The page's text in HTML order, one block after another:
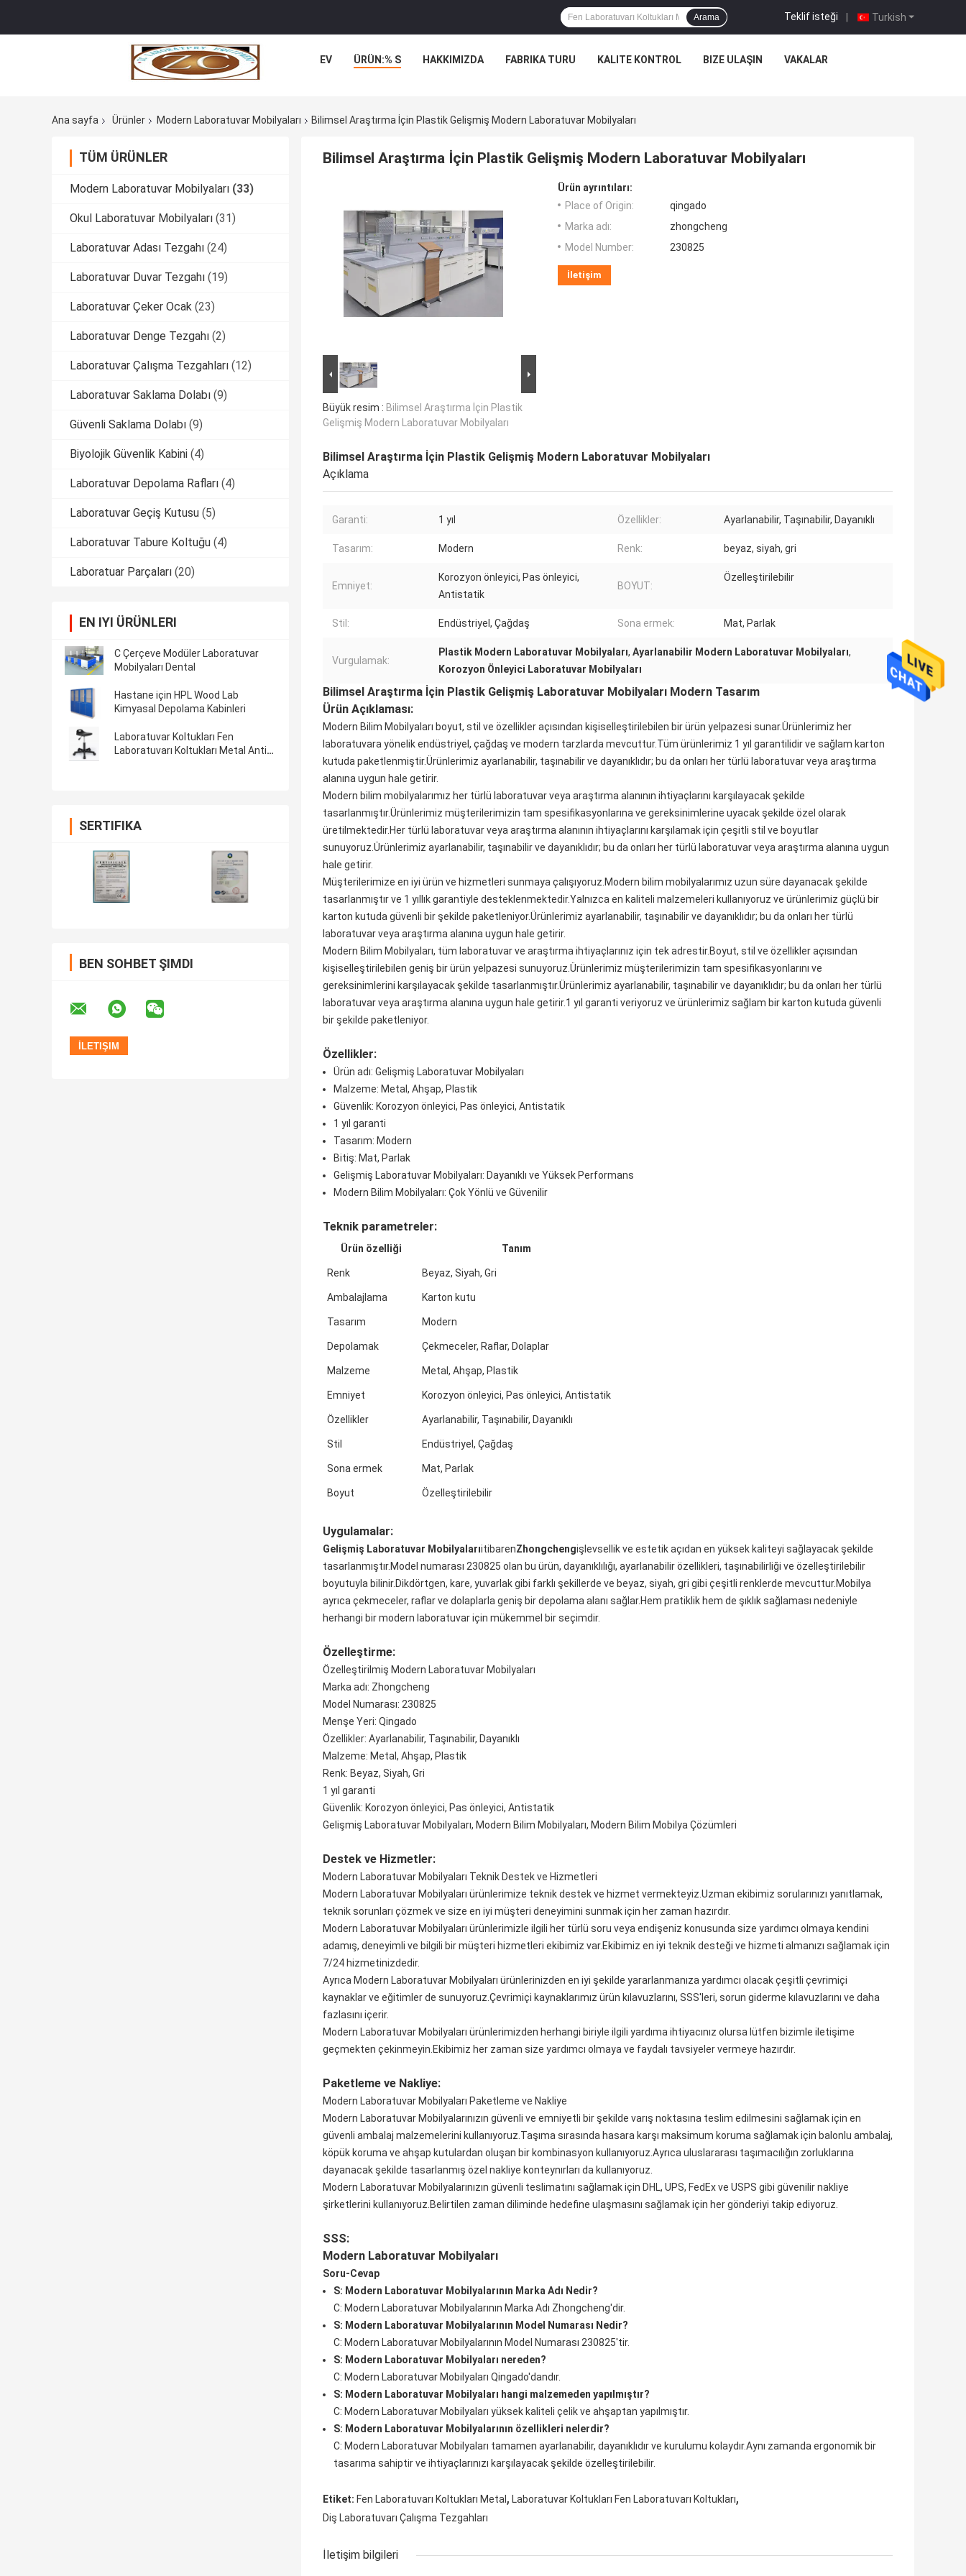
Turkish
Teklif isteği |
Arama
EV ÜRÜN:% S HAKKIMIZDA FABRIKA TURU KALITE KONTROL BIZE ULAŞIN VAKALAR
Ana sayfa Ürünler Modern Laboratuvar Mobilyaları Bilimsel Araştırma İçin Plastik Gelişmiş Modern Laboratuvar Mobilyaları
TÜM ÜRÜNLER
Modern Laboratuvar Mobilyaları (33)
Okul Laboratuvar Mobilyaları (31)
Laboratuvar Adası Tezgahı (24)
Laboratuvar Duvar Tezgahı (19)
Laboratuvar Çeker Ocak (23)
Laboratuvar Denge Tezgahı (2)
Laboratuvar Çalışma Tezgahları (12)
Laboratuvar Saklama Dolabı (9)
Güvenli Saklama Dolabı (9)
Biyolojik Güvenlik Kabini (4)
Laboratuvar Depolama Rafları (4)
Laboratuvar Geçiş Kutusu (5)
Laboratuvar Tabure Koltuğu (4)
Laboratuar Parçaları (20)
EN IYI ÜRÜNLERI
C Çerçeve Modüler Laboratuvar
Mobilyaları Dental
Hastane için HPL Wood Lab
Kimyasal Depolama Kabinleri
Laboratuvar Koltukları Fen
Laboratuvarı Koltukları Metal Anti
SERTIFIKA
BEN SOHBET ŞIMDI
Bilimsel Araştırma İçin Plastik Gelişmiş Modern Laboratuvar Mobilyaları
Büyük resim : Bilimsel Araştırma İçin Plastik
Gelişmiş Modern Laboratuvar Mobilyaları
Ürün ayrıntıları:
Place of Origin:
qingado
Marka adı:
zhongcheng
Model Number:
230825
İletişim
Bilimsel Araştırma İçin Plastik Gelişmiş Modern Laboratuvar Mobilyaları
Açıklama
Garanti: 1 yıl Özellikler: Ayarlanabilir, Taşınabilir, Dayanıklı
Tasarım: Modern Renk: beyaz, siyah, gri
Emniyet:
Korozyon önleyici, Pas önleyici,
Antistatik
BOYUT:
Özelleştirilebilir
Stil: Endüstriyel, Çağdaş Sona ermek: Mat, Parlak
Vurgulamak:
Plastik Modern Laboratuvar Mobilyaları, Ayarlanabilir Modern Laboratuvar Mobilyaları,
Korozyon Önleyici Laboratuvar Mobilyaları
Bilimsel Araştırma İçin Plastik Gelişmiş Laboratuvar Mobilyaları Modern Tasarım
Ürün Açıklaması:
Modern Bilim Mobilyaları boyut, stil ve özellikler açısından kişiselleştirilebilen bir ürün yelpazesi sunar.Ürünlerimiz her
laboratuvara yönelik endüstriyel, çağdaş ve modern tarzlarda mevcuttur.Tüm ürünlerimiz 1 yıl garantilidir ve sağlam karton
kutuda paketlenmiştir.Ürünlerimiz ayarlanabilir, taşınabilir ve dayanıklıdır; bu da onları her türlü laboratuvar veya araştırma
alanına uygun hale getirir.
Modern bilim mobilyalarımız her türlü laboratuvar veya araştırma alanının ihtiyaçlarını karşılayacak şekilde
tasarlanmıştır.Ürünlerimiz müşterilerimizin tam spesifikasyonlarına ve gereksinimlerine uyacak şekilde özel olarak
üretilmektedir.Her türlü laboratuvar veya araştırma alanının ihtiyaçlarını karşılamak için çeşitli stil ve boyutlar
sunuyoruz.Ürünlerimiz ayarlanabilir, taşınabilir ve dayanıklıdır; bu da onları her türlü laboratuvar veya araştırma alanına uygun
hale getirir.
Müşterilerimize en iyi ürün ve hizmetleri sunmaya çalışıyoruz.Modern bilim mobilyalarımız uzun süre dayanacak şekilde
tasarlanmıştır ve 1 yıllık garantiyle desteklenmektedir.Yalnızca en kaliteli malzemeleri kullanıyoruz ve ürünlerimiz güçlü bir
karton kutuda güvenli bir şekilde paketleniyor.Ürünlerimiz ayarlanabilir, taşınabilir ve dayanıklıdır; bu da onları her türlü
laboratuvar veya araştırma alanına uygun hale getirir.
Modern Bilim Mobilyaları, tüm laboratuvar ve araştırma ihtiyaçlarınız için tek adrestir.Boyut, stil ve özellikler açısından
kişiselleştirilebilen geniş bir ürün yelpazesi sunuyoruz.Ürünlerimiz müşterilerimizin tam spesifikasyonlarını ve
gereksinimlerini karşılayacak şekilde tasarlanmıştır.Ürünlerimiz ayarlanabilir, taşınabilir ve dayanıklıdır; bu da onları her türlü
laboratuvar veya araştırma alanına uygun hale getirir.1 yıl garanti veriyoruz ve ürünlerimiz sağlam bir karton kutuda güvenli
bir şekilde paketleniyor.
Özellikler:
Ürün adı: Gelişmiş Laboratuvar Mobilyaları
Malzeme: Metal, Ahşap, Plastik
Güvenlik: Korozyon önleyici, Pas önleyici, Antistatik
1 yıl garanti
Tasarım: Modern
Bitiş: Mat, Parlak
Gelişmiş Laboratuvar Mobilyaları: Dayanıklı ve Yüksek Performans
Modern Bilim Mobilyaları: Çok Yönlü ve Güvenilir
Teknik parametreler:
Ürün özelliği Tanım
Renk Beyaz, Siyah, Gri
Ambalajlama Karton kutu
Tasarım Modern
Depolamak Çekmeceler, Raflar, Dolaplar
Malzeme Metal, Ahşap, Plastik
Emniyet Korozyon önleyici, Pas önleyici, Antistatik
Özellikler Ayarlanabilir, Taşınabilir, Dayanıklı
Stil Endüstriyel, Çağdaş
Sona ermek Mat, Parlak
Boyut Özelleştirilebilir
Uygulamalar:
Gelişmiş Laboratuvar MobilyalarıitibarenZhongchengişlevsellik ve estetik açıdan en yüksek kaliteyi sağlayacak şekilde
tasarlanmıştır.Model numarası 230825 olan bu ürün, dayanıklılığı, ayarlanabilir özellikleri, taşınabilirliği ve özelleştirilebilir
boyutuyla bilinir.Dikdörtgen, kare, yuvarlak gibi farklı şekillerde ve beyaz, siyah, gri gibi çeşitli renklerde mevcuttur.Mobilya
ayrıca çekmeceler, raflar ve dolaplarla geniş bir depolama alanı sağlar.Hem pratiklik hem de şıklık sağlaması nedeniyle
herhangi bir modern laboratuvar için mükemmel bir seçimdir.
Özelleştirme:
Özelleştirilmiş Modern Laboratuvar Mobilyaları
Marka adı: Zhongcheng
Model Numarası: 230825
Menşe Yeri: Qingado
Özellikler: Ayarlanabilir, Taşınabilir, Dayanıklı
Malzeme: Metal, Ahşap, Plastik
Renk: Beyaz, Siyah, Gri
1 yıl garanti
Güvenlik: Korozyon önleyici, Pas önleyici, Antistatik
Gelişmiş Laboratuvar Mobilyaları, Modern Bilim Mobilyaları, Modern Bilim Mobilya Çözümleri
Destek ve Hizmetler:
Modern Laboratuvar Mobilyaları Teknik Destek ve Hizmetleri
Modern Laboratuvar Mobilyaları ürünlerimize teknik destek ve hizmet vermekteyiz.Uzman ekibimiz sorularınızı yanıtlamak,
teknik sorunları çözmek ve size en iyi müşteri deneyimini sunmak için her zaman hazırdır.
Modern Laboratuvar Mobilyaları ürünlerimizle ilgili her türlü soru veya endişeniz konusunda size yardımcı olmaya kendini
adamış, deneyimli ve bilgili bir müşteri hizmetleri ekibimiz var.Ekibimiz en iyi teknik desteği ve hizmeti almanızı sağlamak için
7/24 hizmetinizdedir.
Ayrıca Modern Laboratuvar Mobilyaları ürünlerinizden en iyi şekilde yararlanmanıza yardımcı olacak çeşitli çevrimiçi
kaynaklar ve eğitimler de sunuyoruz.Çevrimiçi kaynaklarımız ürün kılavuzlarını, SSS'leri, sorun giderme kılavuzlarını ve daha
fazlasını içerir.
Modern Laboratuvar Mobilyaları ürünlerimizden herhangi biriyle ilgili yardıma ihtiyacınız olursa lütfen bizimle iletişime
geçmekten çekinmeyin.Ekibimiz her zaman size yardımcı olmaya ve faydalı tavsiyeler vermeye hazırdır.
Paketleme ve Nakliye:
Modern Laboratuvar Mobilyaları Paketleme ve Nakliye
Modern Laboratuvar Mobilyalarınızın güvenli ve emniyetli bir şekilde varış noktasına teslim edilmesini sağlamak için en
güvenli ambalaj malzemelerini kullanıyoruz.Taşıma sırasında hasara karşı maksimum koruma sağlamak için balonlu ambalaj,
köpük koruma ve ahşap kutulardan oluşan bir kombinasyon kullanıyoruz.Ayrıca uluslararası taşımacılığın zorluklarına
dayanacak şekilde tasarlanmış özel nakliye konteynırları da kullanıyoruz.
Modern Laboratuvar Mobilyalarınızın güvenli teslimatını sağlamak için DHL, UPS, FedEx ve USPS gibi güvenilir nakliye
şirketlerini kullanıyoruz.Belirtilen zaman diliminde hedefine ulaşmasını sağlamak için her gönderiyi takip ediyoruz.
SSS:
Modern Laboratuvar Mobilyaları
Soru-Cevap
S: Modern Laboratuvar Mobilyalarının Marka Adı Nedir?
C: Modern Laboratuvar Mobilyalarının Marka Adı Zhongcheng'dir.
S: Modern Laboratuvar Mobilyalarının Model Numarası Nedir?
C: Modern Laboratuvar Mobilyalarının Model Numarası 230825'tir.
S: Modern Laboratuvar Mobilyaları nereden?
C: Modern Laboratuvar Mobilyaları Qingado'dandır.
S: Modern Laboratuvar Mobilyaları hangi malzemeden yapılmıştır?
C: Modern Laboratuvar Mobilyaları yüksek kaliteli çelik ve ahşaptan yapılmıştır.
S: Modern Laboratuvar Mobilyalarının özellikleri nelerdir?
C: Modern Laboratuvar Mobilyaları tamamen ayarlanabilir, dayanıklıdır ve kurulumu kolaydır.Aynı zamanda ergonomik bir
tasarıma sahiptir ve ihtiyaçlarınızı karşılayacak şekilde özelleştirilebilir.
Etiket: Fen Laboratuvarı Koltukları Metal , Laboratuvar Koltukları Fen Laboratuvarı Koltukları,
Diş Laboratuvarı Çalışma Tezgahları
İletişim bilgileri